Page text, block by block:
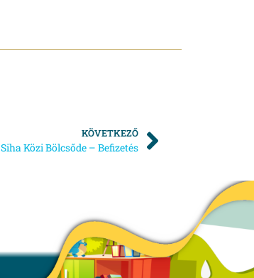
KÖVETKEZŐ
Siha Közi Bölcsőde – Befizetés